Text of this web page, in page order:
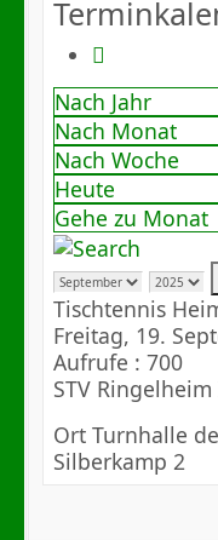
Nach Jahr
Nach Monat
Nach Woche
Heute
Gehe zu Monat
Tischtennis
Freitag, 19.
Aufrufe : 700
STV
Ort Turnhalle
Silberkamp 2